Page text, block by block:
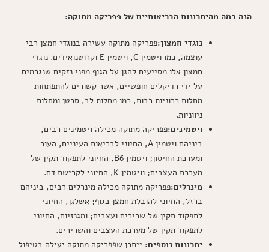
הנה כמה מהיתרונות הבריאותיים של פפריקה מתוקה:
נוגדי חמצון:פפריקה מתוקה עשירה בנוגדי חמצן רבי
עוצמה, כמו ויטמין C, ויטמין E וקרוטנואידים. נוגדי
חמצון אלו מסייעים להגן על הגוף מפני נזקים שנגרמים
על ידי רדיקלים חופשיים, אשר קשורים להתפתחות
מחלות כרוניות רבות, כמו מחלות לב, סרטן ומחלות
ניווניות.
ויטמינים:פפריקה מתוקה מכילה ויטמינים רבים,
ביניהם ויטמין A, החיוני לבריאות העיניים, העור
ומערכת החיסון; ויטמין B6, החיוני לתפקוד תקין של
מערכת העצבים; וויטמין K, החיוני לקרישת דם.
מינרלים:פפריקה מתוקה מכילה מינרלים רבים, ביניהם
ברזל, החיוני להובלת חמצן בגוף; אשלגן, החיוני
לתפקוד תקין של שרירים ועצבים; ומגנזיום, החיוני
לתפקוד תקין של מערכת העצבים והשרירים.
יתרונות נוספים: ייתכן שפפריקה מתוקה יעילה בטיפול